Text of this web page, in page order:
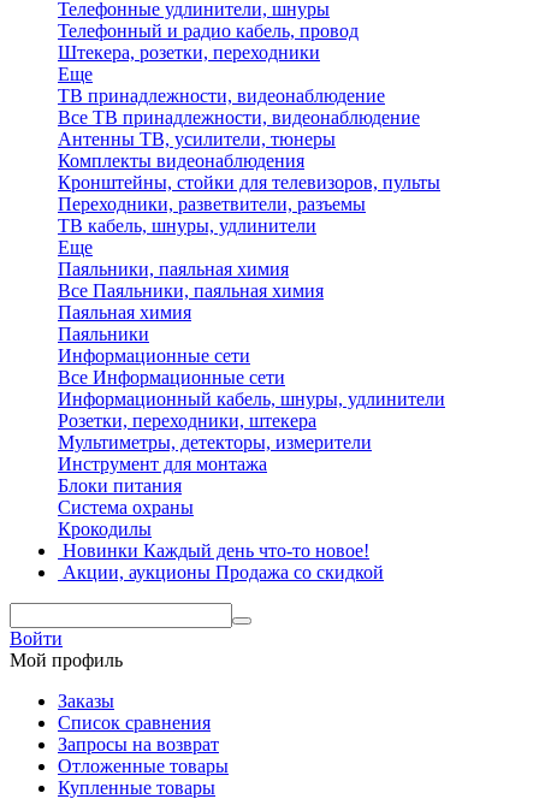
Телефонные удлинители, шнуры
Телефонный и радио кабель, провод
Штекера, розетки, переходники
Еще
ТВ принадлежности, видеонаблюдение
Все ТВ принадлежности, видеонаблюдение
Антенны ТВ, усилители, тюнеры
Комплекты видеонаблюдения
Кронштейны, стойки для телевизоров, пульты
Переходники, разветвители, разъемы
ТВ кабель, шнуры, удлинители
Еще
Паяльники, паяльная химия
Все Паяльники, паяльная химия
Паяльная химия
Паяльники
Информационные сети
Все Информационные сети
Информационный кабель, шнуры, удлинители
Розетки, переходники, штекера
Мультиметры, детекторы, измерители
Инструмент для монтажа
Блоки питания
Система охраны
Крокодилы
Новинки Каждый день что-то новое!
Акции, аукционы Продажа со скидкой
Войти
Мой профиль
Заказы
Список сравнения
Запросы на возврат
Отложенные товары
Купленные товары